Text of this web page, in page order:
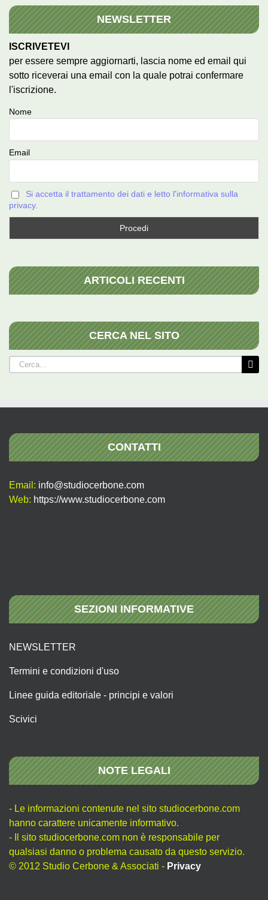
NEWSLETTER
ISCRIVETEVI
per essere sempre aggiornarti, lascia nome ed email qui
sotto riceverai una email con la quale potrai confermare
l'iscrizione.
Nome
Email
Si accetta il trattamento dei dati e letto l'informativa sulla
privacy.
ARTICOLI RECENTI
CERCA NEL SITO
Cerca
per:
CONTATTI
Email: info@studiocerbone.com
Web: https://www.studiocerbone.com
SEZIONI INFORMATIVE
NEWSLETTER
Termini e condizioni d'uso
Linee guida editoriale - principi e valori
Scivici
NOTE LEGALI
- Le informazioni contenute nel sito studiocerbone.com
hanno carattere unicamente informativo.
- Il sito studiocerbone.com non è responsabile per
qualsiasi danno o problema causato da questo servizio.
© 2012 Studio Cerbone & Associati - Privacy